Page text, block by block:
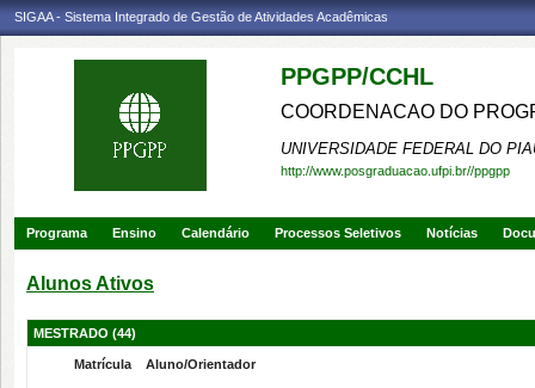
SIGAA - Sistema Integrado de Gestão de Atividades Acadêmicas
PPGPP/CCHL
COORDENACAO DO
UNIVERSIDADE FEDERAL DO
http://www.posgraduacao.ufpi.br//ppgpp
Programa Ensino Calendário Processos Seletivos Notícias
Alunos Ativos
MESTRADO (44)
Matrícula Aluno/Orientador